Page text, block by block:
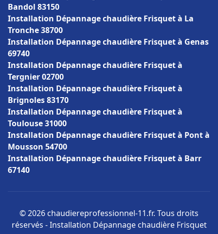
Bandol 83150
Installation Dépannage chaudière Frisquet à La
Tronche 38700
Installation Dépannage chaudière Frisquet à Genas
69740
Installation Dépannage chaudière Frisquet à
Tergnier 02700
Installation Dépannage chaudière Frisquet à
Brignoles 83170
Installation Dépannage chaudière Frisquet à
Toulouse 31000
Installation Dépannage chaudière Frisquet à Pont à
Mousson 54700
Installation Dépannage chaudière Frisquet à Barr
67140
© 2026 chaudiereprofessionnel-11.fr. Tous droits
réservés - Installation Dépannage chaudière Frisquet